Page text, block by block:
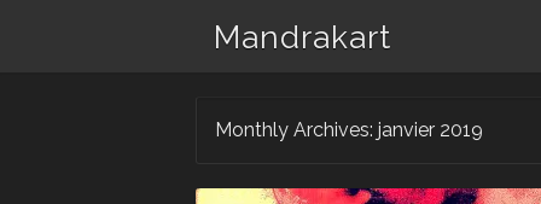
Mandrakart
Monthly Archives: janvier 2019